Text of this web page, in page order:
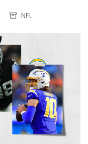
NFL